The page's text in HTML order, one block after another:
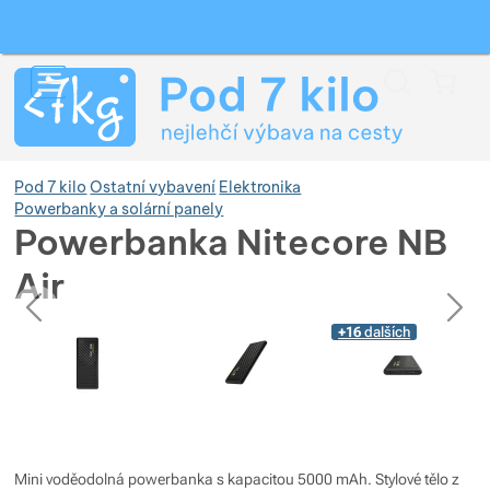
Pod 7 kilo Ostatní vybavení Elektronika
Powerbanky a solární panely
Powerbanka Nitecore NB
Air
Fotografie
předchozí
následující
Fotografie +16 dalších
Mini voděodolná powerbanka s kapacitou 5000 mAh. Stylové tělo z
Zobrazit více
Zobrazit více
Zobrazit více
Zobrazit více